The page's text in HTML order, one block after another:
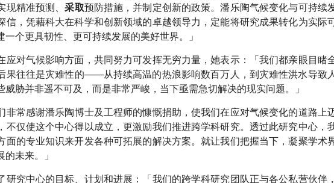
现精准预测、采取预防措施，并制定创新的政策。潘乐陶气候变化与可持续
信，凭藉科大在科学和创新领域的卓越领导力，定能将研究成果转化为实际
个更具韧性、更可持续发展的美好世界。」
应对气候影响方面，共同努力可发挥无穷力量，她表示：「我们都亲眼目睹
果往往是灾难性的——从持续高温的热浪影响数百万人，到灾难性洪水导致
胁并非遥不可及，而是非常严峻，当下亟需急切解决的现实问题。」
非常感谢潘乐陶博士及工程师的慷慨捐助，使我们在应对气候变化的道路上
不仅使这个中心得以成立，更激励我们推进跨学科研究。透过此研究中心，
面的专业知识来开发各种可拓展的解决方案。就让我们把握当下，凝聚学术
未来。」
研究中心的目标、计划和进展：「我们的跨学科研究团队正与各公私营伙伴